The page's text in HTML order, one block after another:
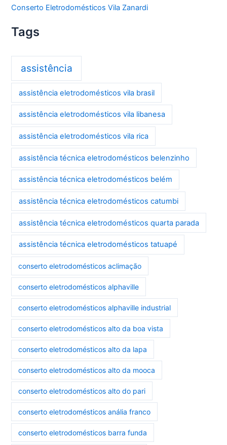
Conserto Eletrodomésticos Vila Zanardi
Tags
assistência
assistência eletrodomésticos vila brasil
assistência eletrodomésticos vila libanesa
assistência eletrodomésticos vila rica
assistência técnica eletrodomésticos belenzinho
assistência técnica eletrodomésticos belém
assistência técnica eletrodomésticos catumbi
assistência técnica eletrodomésticos quarta parada
assistência técnica eletrodomésticos tatuapé
conserto eletrodomésticos aclimação
conserto eletrodomésticos alphaville
conserto eletrodomésticos alphaville industrial
conserto eletrodomésticos alto da boa vista
conserto eletrodomésticos alto da lapa
conserto eletrodomésticos alto da mooca
conserto eletrodomésticos alto do pari
conserto eletrodomésticos anália franco
conserto eletrodomésticos barra funda